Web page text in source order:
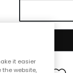
it easier
the website,